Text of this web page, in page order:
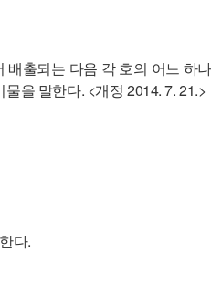
배출되는 다음 각 호의 어느 하
을 말한다. <개정 2014. 7. 21.>
다.